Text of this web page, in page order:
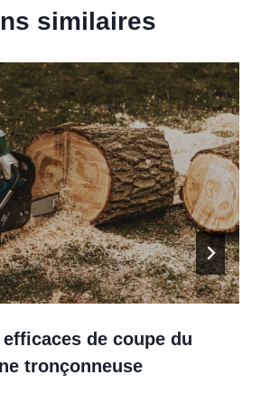
similaires
de coupe du
tronçonneuse